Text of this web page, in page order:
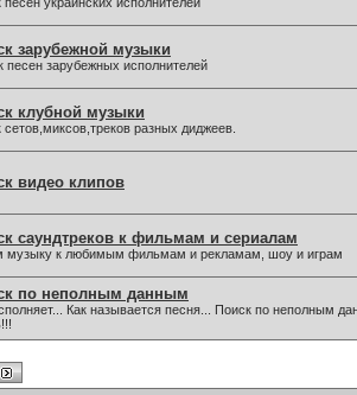
зарубежной музыки
песен зарубежных исполнителей
клубной музыки
сетов,миксов,треков разных диджеев.
видео клипов
саундтреков к фильмам и сериалам
музыку к любимым фильмам и рекламам, шоу и играм
по неполным данным
Как называется песня... Поиск по неполным